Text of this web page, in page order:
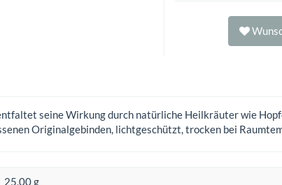
seine Wirkung durch natürliche Heilkräuter wie
Originalgebinden, lichtgeschützt, trocken bei
25,00 g